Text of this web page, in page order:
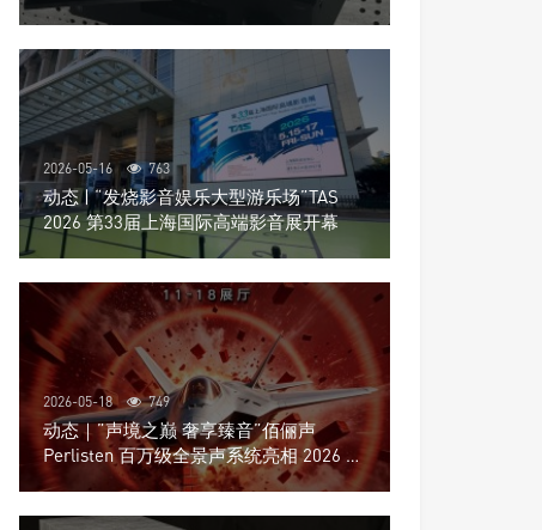
大器
2026-05-16 763
动态 | “发烧影音娱乐大型游乐场”TAS
2026 第33届上海国际高端影音展开幕
2026-05-18 749
动态｜”声境之巅 奢享臻音”佰俪声
Perlisten 百万级全景声系统亮相 2026 北
京国际音响展